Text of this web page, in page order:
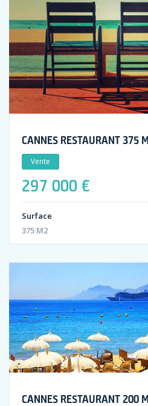
CANNES RESTAURANT 375
Vente
297 000 €
Surface
375 M2
CANNES RESTAURANT 200